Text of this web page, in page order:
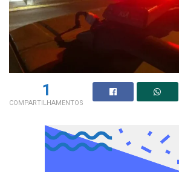
1
COMPARTILHAMENTOS